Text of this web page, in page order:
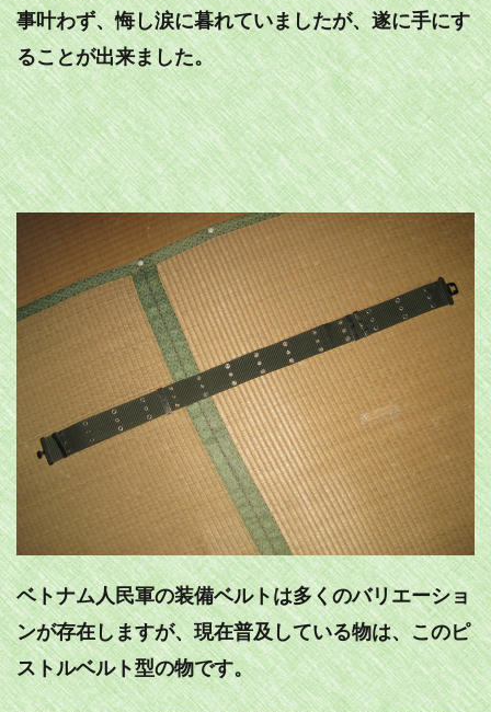
事叶わず、悔し涙に暮れていましたが、遂に手にす
ることが出来ました。
ベトナム人民軍の装備ベルトは多くのバリエーショ
ンが存在しますが、現在普及している物は、このピ
ストルベルト型の物です。